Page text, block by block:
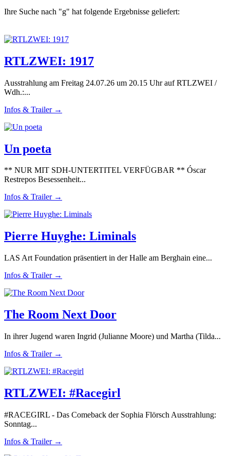
Ihre Suche nach "g" hat folgende Ergebnisse geliefert:
RTLZWEI: 1917
Ausstrahlung am Freitag 24.07.26 um 20.15 Uhr auf RTLZWEI /
Wdh.:...
Infos & Trailer →
Un poeta
** NUR MIT SDH-UNTERTITEL VERFÜGBAR ** Óscar
Restrepos Besessenheit...
Infos & Trailer →
Pierre Huyghe: Liminals
LAS Art Foundation präsentiert in der Halle am Berghain eine...
Infos & Trailer →
The Room Next Door
In ihrer Jugend waren Ingrid (Julianne Moore) und Martha (Tilda...
Infos & Trailer →
RTLZWEI: #Racegirl
#RACEGIRL - Das Comeback der Sophia Flörsch Ausstrahlung:
Sonntag...
Infos & Trailer →